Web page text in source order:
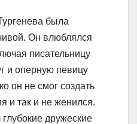
была
Он влюблялся
писательницу
и оперную певицу
он не смог создать
и так и не женился.
дружеские